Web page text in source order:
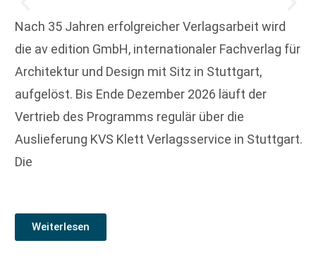
Nach 35 Jahren erfolgreicher Verlagsarbeit wird
die av edition GmbH, internationaler Fachverlag für
Architektur und Design mit Sitz in Stuttgart,
aufgelöst. Bis Ende Dezember 2026 läuft der
Vertrieb des Programms regulär über die
Auslieferung KVS Klett Verlagsservice in Stuttgart.
Die
Weiterlesen